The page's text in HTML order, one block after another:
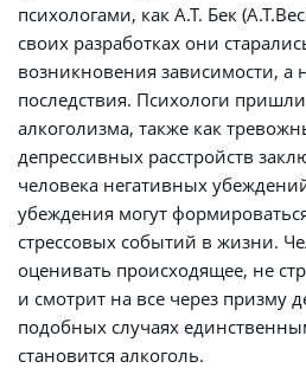
психологами, как А.Т. Бек
своих разработках они
возникновения зависимости, а
последствия. Психологи
алкоголизма, также как
депрессивных расстройств
человека негативных
убеждения могут
стрессовых событий в жизни.
оценивать происходящее, не
и смотрит на все через призму
подобных случаях
становится алкоголь.